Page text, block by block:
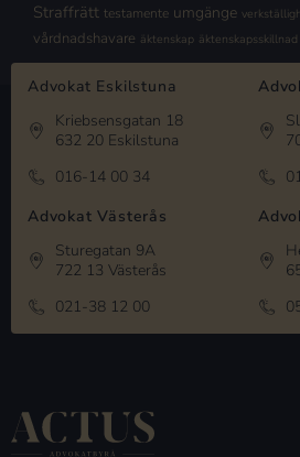
Straffrätt testamente umgänge
vårdnadshavare äktenskap äktenskapsskillnad
Advokat Eskilstuna
Kriebsensgatan 18
632 20 Eskilstuna
016-14 00 34
Advokat Västerås
Sturegatan 9A
722 13 Västerås
021-38 12 00